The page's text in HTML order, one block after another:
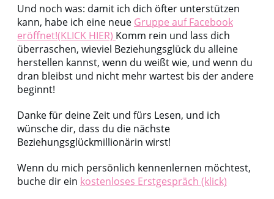
Und noch was: damit ich dich öfter unterstützen
kann, habe ich eine neue Gruppe auf Facebook
eröffnet!(KLICK HIER) Komm rein und lass dich
überraschen, wieviel Beziehungsglück du alleine
herstellen kannst, wenn du weißt wie, und wenn du
dran bleibst und nicht mehr wartest bis der andere
beginnt!
Danke für deine Zeit und fürs Lesen, und ich
wünsche dir, dass du die nächste
Beziehungsglückmillionärin wirst!
Wenn du mich persönlich kennenlernen möchtest,
buche dir ein kostenloses Erstgespräch (klick)